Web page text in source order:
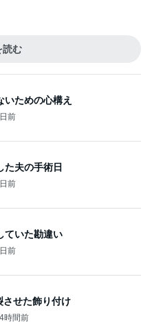
読む
いための心構え
前
た夫の手術日
前
ていた勘違い
前
させた飾り付け
時間前